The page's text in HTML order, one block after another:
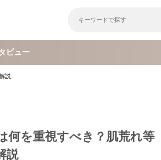
ビュー
説
何を重視すべき？肌荒れ等
説